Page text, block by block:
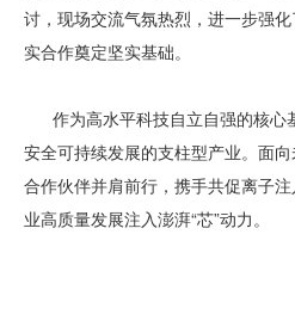
讨，现场交流气氛热烈，进一步强
实合作奠定坚实基础。
作为高水平科技自立自强的核心
安全可持续发展的支柱型产业。面
合作伙伴并肩前行，携手共促离子
业高质量发展注入澎湃“芯”动力。